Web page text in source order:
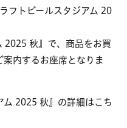
フトビールスタジアム 20
2025 秋』で、商品をお買
内するお座席となりま
ム 2025 秋』の詳細はこち